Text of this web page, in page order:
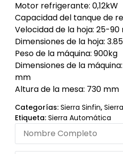
Motor refrigerante: 0,12kW
Capacidad del tanque de
Velocidad de la hoja: 25-
Dimensiones de la hoja:
Peso de la máquina: 900kg
Dimensiones de la máquina:
mm
Altura de la mesa: 730 mm
Categorías: Sierra Sinfin,
Etiqueta: Sierra Automática